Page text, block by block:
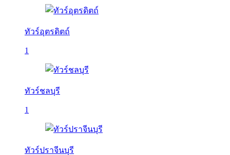
ทัวร์อุตรดิตถ์
1
ทัวร์ชลบุรี
1
ทัวร์ปราจีนบุรี